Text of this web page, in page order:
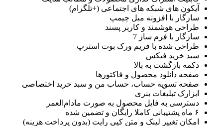
آیکون های شبکه های اجتماعی (+تلگرام)
سازگار با افزونه میل چیمپ
طراحی هوشمند و کاربر پسند
سازگار با فرم ساز 7
طراحی شده با فریم ورک بوت استرپ
سبد خرید فیکس
دکمه بازگشت به بالا
صفحه دانلود محصول و فاکتورها
صفحه تسویه حساب، حساب من و سبد خرید اختصاصی
ابزارک تبلیغات بنری
دسترسی به فایل محصول به صورت مادام‌العمر
۶ ماه پشتیبانی کاملا رایگان و تضمین شده
امکان تغییر لینک و متن کپی رایت (بدون پرداخت هزینه)